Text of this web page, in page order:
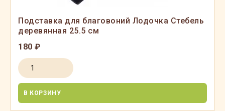
Подставка для благовоний Лодочка Стебель
деревянная 25.5 см
180 ₽
В КОРЗИНУ